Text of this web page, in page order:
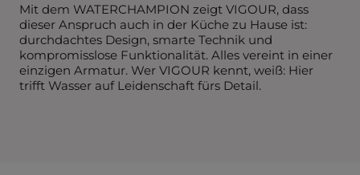
Mit dem WATERCHAMPION zeigt VIGOUR, dass
dieser Anspruch auch in der Küche zu Hause ist:
durchdachtes Design, smarte Technik und
kompromisslose Funktionalität. Alles vereint in einer
einzigen Armatur. Wer VIGOUR kennt, weiß: Hier
trifft Wasser auf Leidenschaft fürs Detail.